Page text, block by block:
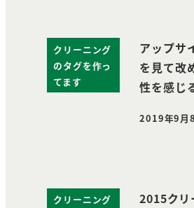
クリーニング
のタグを作っ
てます
アップサ
を見て改
性を感じ
投稿日
2019年9月
クリーニング
2015クリ